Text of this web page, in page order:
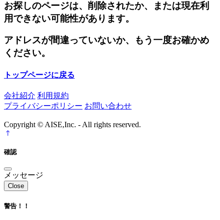
お探しのページは、削除されたか、または現在利
用できない可能性があります。
アドレスが間違っていないか、もう一度お確かめ
ください。
トップページに戻る
会社紹介 利用規約
プライバシーポリシー お問い合わせ
Copyright © AISE,Inc. - All rights reserved.
確認
メッセージ
Close
警告！！